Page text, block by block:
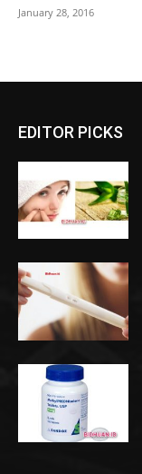
January 28, 2016
EDITOR PICKS